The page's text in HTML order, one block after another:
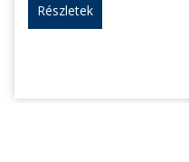
Részletek